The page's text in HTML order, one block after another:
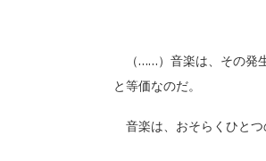
（……）音楽は、その発
と等価なのだ。
音楽は、おそらくひとつ